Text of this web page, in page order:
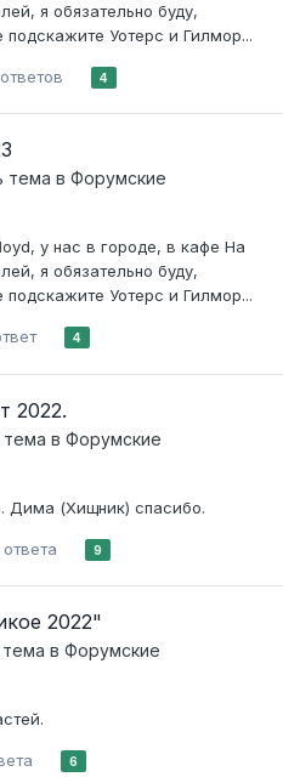
я обязательно буду,
Уотерс и Гилмор...
4
тема в Форумские
у нас в городе, в кафе На
я обязательно буду,
Уотерс и Гилмор...
4
2022.
тема в Форумские
Дима (Хищник) спасибо.
9
2022"
тема в Форумские
6